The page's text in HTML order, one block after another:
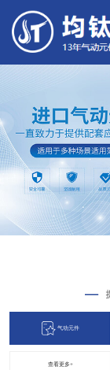
气动元件
查看更多+